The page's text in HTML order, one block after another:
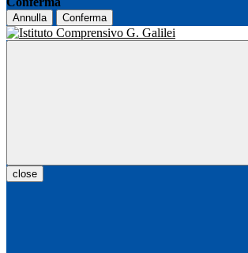
Annulla Conferma
close